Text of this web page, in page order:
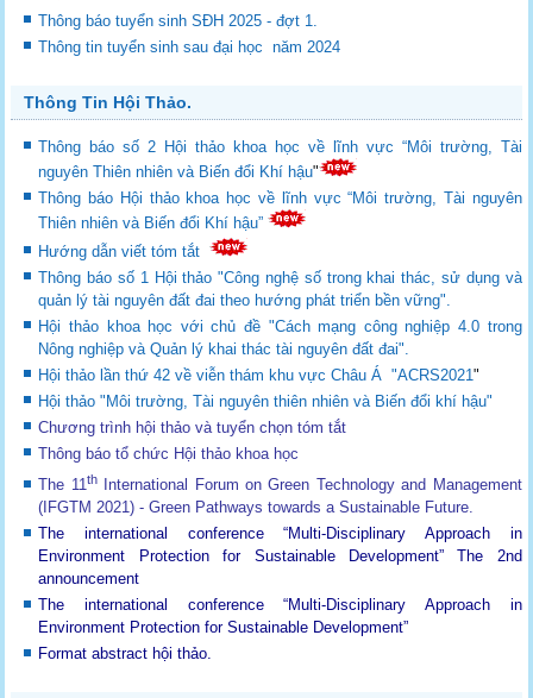
Thông báo tuyển sinh SĐH 2025 - đợt 1.
Thông tin tuyển sinh sau đại học năm 2024
Thông Tin Hội Thảo.
Thông báo số 2 Hội thảo khoa học về lĩnh vực “Môi trường, Tài
nguyên Thiên nhiên và Biến đổi Khí hậu"
Thông báo Hội thảo khoa học về lĩnh vực “Môi trường, Tài nguyên
Thiên nhiên và Biến đổi Khí hậu”
Hướng dẫn viết tóm tắt
Thông báo số 1 Hội thảo "Công nghệ số trong khai thác, sử dụng và
quản lý tài nguyên đất đai theo hướng phát triển bền vững".
Hội thảo khoa học với chủ đề "Cách mạng công nghiệp 4.0 trong
Nông nghiệp và Quản lý khai thác tài nguyên đất đai".
Hội thảo lần thứ 42 về viễn thám khu vực Châu Á "ACRS2021"
Hội thảo "Môi trường, Tài nguyên thiên nhiên và Biến đổi khí hậu"
Chương trình hội thảo và tuyển chọn tóm tắt
Thông báo tổ chức Hội thảo khoa học
The 11thInternational Forum on Green Technology and Management
(IFGTM 2021) - Green Pathways towards a Sustainable Future.
The international conference “Multi-Disciplinary Approach in
Environment Protection for Sustainable Development”The 2nd
announcement
The international conference “Multi-Disciplinary Approach in
Environment Protection for Sustainable Development”
Format abstract hội thảo.